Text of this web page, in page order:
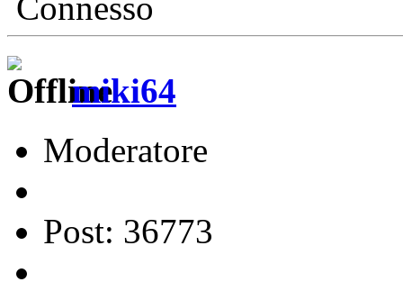
miki64
Moderatore
Post: 36773